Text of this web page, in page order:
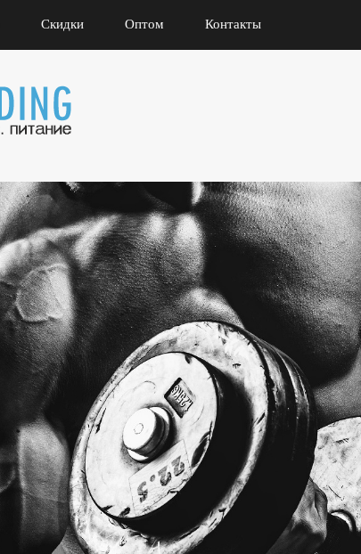
Скидки Оптом Контакты